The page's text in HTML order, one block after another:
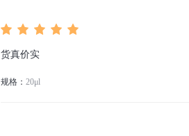
货真价实
规格： 20μl